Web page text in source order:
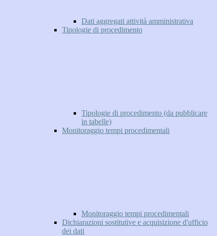
Dati aggregati attività amministrativa
Tipologie di procedimento
Tipologie di procedimento (da pubblicare
in tabelle)
Monitoraggio tempi procedimentali
Monitoraggio tempi procedimentali
Dichiarazioni sostitutive e acquisizione d'ufficio
dei dati